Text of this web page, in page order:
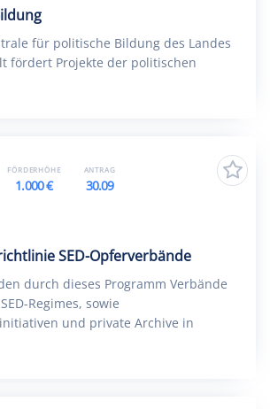
für politische Bildung des Landes
fördert Projekte der politischen
SED-Opferverbände
durch dieses Programm Verbände
Regimes, sowie
und private Archive in
FÖRDERHÖHE
1.000 €
ANTRAG
30.09